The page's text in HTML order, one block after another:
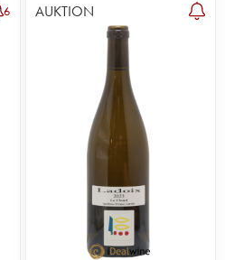
6 AUKTION